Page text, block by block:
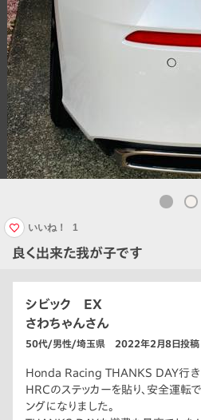
良く出来た我が子です
いいね！ 1
シビック EX
さわちゃんさん
50代/男性/埼玉県 2022年2月8日投稿
Honda Racing THANKS DAY行き
HRCのステッカーを貼り、安全運転
ングになりました。